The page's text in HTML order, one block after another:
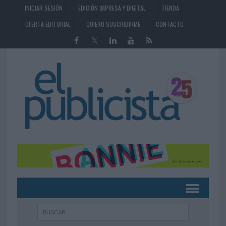
INICIAR SESIÓN EDICIÓN IMPRESA Y DIGITAL
TIENDA
OFERTA EDITORIAL
QUIERO SUSCRIBIRME CONTACTO